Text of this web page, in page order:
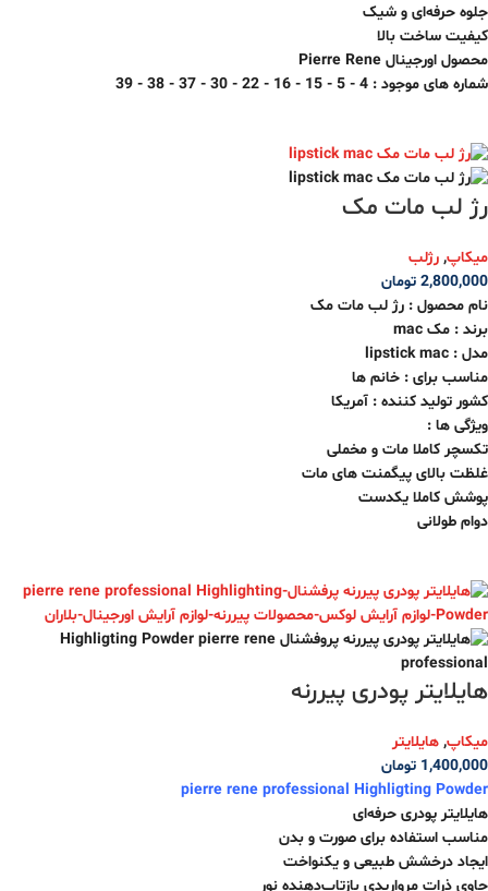
جلوه حرفه‌ای و شیک
کیفیت ساخت بالا
محصول اورجینال Pierre Rene
شماره های موجود : 4 - 5 - 15 - 16 - 22 - 30 - 37 - 38 - 39
رژ لب مات مک
میکاپ, رژلب
2,800,000 تومان
نام محصول : رژ لب مات مک
برند : مک mac
مدل : lipstick mac
مناسب برای : خانم ها
کشور تولید کننده : آمریکا
ویژگی ها :
تکسچر کاملا مات و مخملی
غلظت بالای پیگمنت های مات
پوشش کاملا یکدست
دوام طولانی
هایلایتر پودری پیررنه
میکاپ, هایلایتر
1,400,000 تومان
pierre rene professional Highligting Powder
هایلایتر پودری حرفه‌ای
مناسب استفاده برای صورت و بدن
ایجاد درخشش طبیعی و یکنواخت
حاوی ذرات مرواریدی بازتاب‌دهنده نور